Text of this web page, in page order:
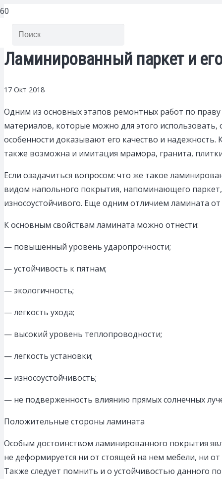
Ламинированный паркет и
17 Окт 2018
Одним из основных этапов ремонтных работ по
материалов, которые можно для этого
особенности доказывают его качество и надежность.
также возможна и имитация мрамора, гранита,
Если озадачиться вопросом: что же такое
видом напольного покрытия, напоминающего
износоустойчивого. Еще одним отличием ламината
К основным свойствам ламината можно отнести:
— повышенный уровень ударопрочности;
— устойчивость к пятнам;
— экологичность;
— легкость ухода;
— высокий уровень теплопроводности;
— легкость установки;
— износоустойчивость;
— не подверженность влиянию прямых солнечных
Положительные стороны ламината
Особым достоинством ламинированного покрытия
не деформируется ни от стоящей на нем мебели, ни
Также следует помнить и о устойчивостью данного